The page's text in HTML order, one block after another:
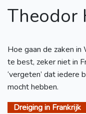
Theodor
Hoe gaan de zaken
te best, zeker niet in
‘vergeten’ dat iedere
mocht hebben.
Dreiging in Frankrijk